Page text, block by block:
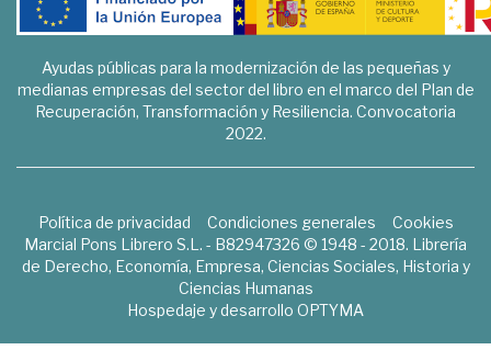
Ayudas públicas para la modernización de las pequeñas y
medianas empresas del sector del libro en el marco del Plan de
Recuperación, Transformación y Resiliencia. Convocatoria
2022.
Política de privacidad Condiciones generales
Cookies
Marcial Pons Librero S.L. - B82947326 © 1948 - 2018. Librería
de Derecho, Economía, Empresa, Ciencias Sociales, Historia y
Ciencias Humanas
Hospedaje y desarrollo OPTYMA